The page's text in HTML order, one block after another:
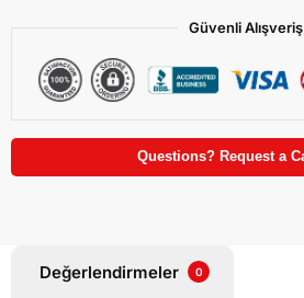
Güvenli Alışveriş
Questions? Request a
Değerlendirmeler 0